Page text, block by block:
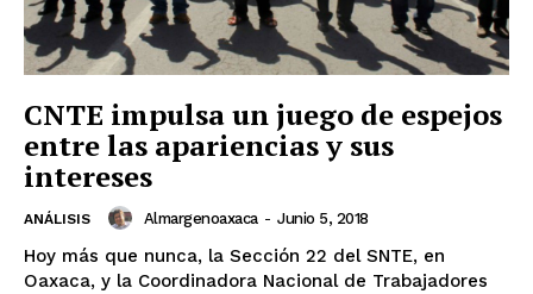
CNTE impulsa un juego de espejos
entre las apariencias y sus
intereses
ANÁLISIS Almargenoaxaca - Junio 5, 2018
Hoy más que nunca, la Sección 22 del SNTE, en
Oaxaca, y la Coordinadora Nacional de Trabajadores